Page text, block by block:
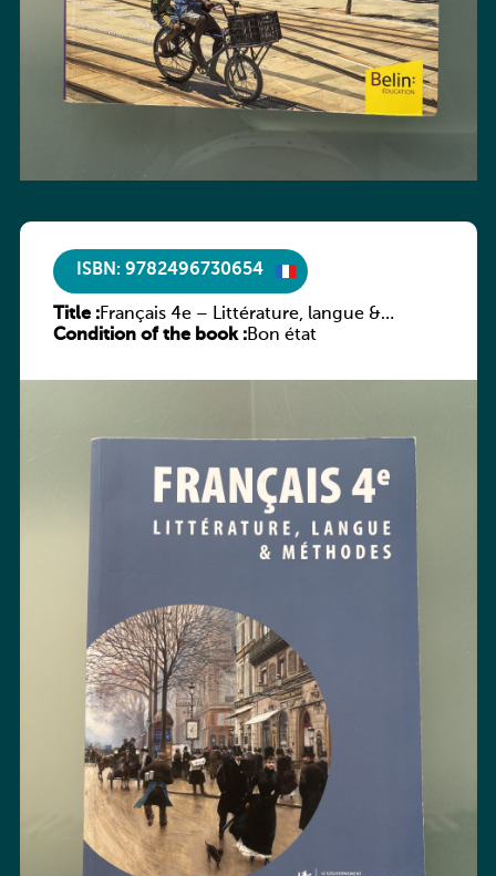
ISBN: 9782496730654
Title :Français 4e – Littérature, langue &
méthodes
Condition of the book :Bon état